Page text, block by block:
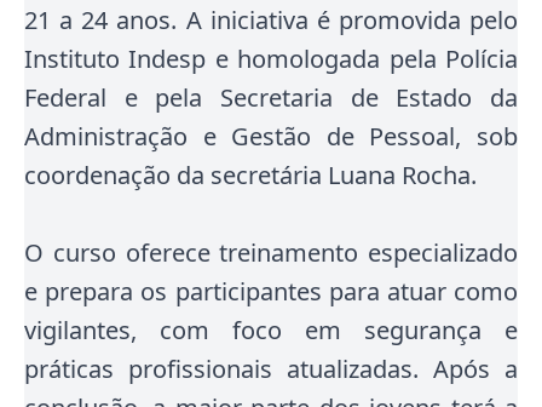
21 a 24 anos. A iniciativa é promovida pelo
Instituto Indesp e homologada pela Polícia
Federal e pela Secretaria de Estado da
Administração e Gestão de Pessoal, sob
coordenação da secretária Luana Rocha.
O curso oferece treinamento especializado
e prepara os participantes para atuar como
vigilantes, com foco em segurança e
práticas profissionais atualizadas. Após a